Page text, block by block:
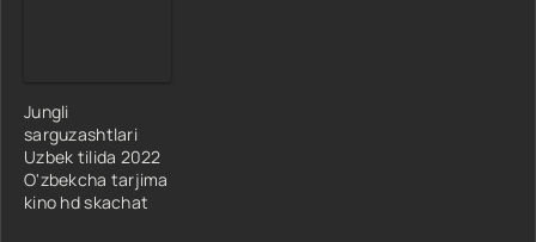
Jungli
sarguzashtlari
Uzbek tilida 2022
O'zbekcha tarjima
kino hd skachat